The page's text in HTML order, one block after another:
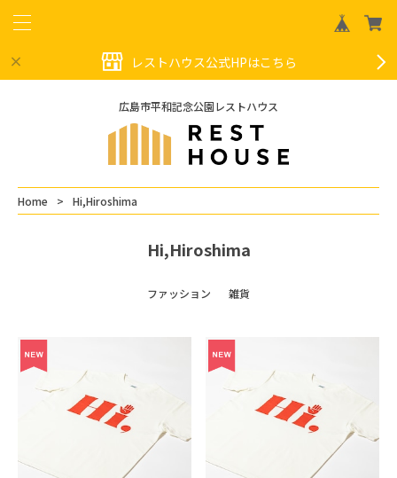
レストハウス公式HPはこちら
広島市平和記念公園レストハウス
Home Hi,Hiroshima
Hi,Hiroshima
ファッション 雑貨